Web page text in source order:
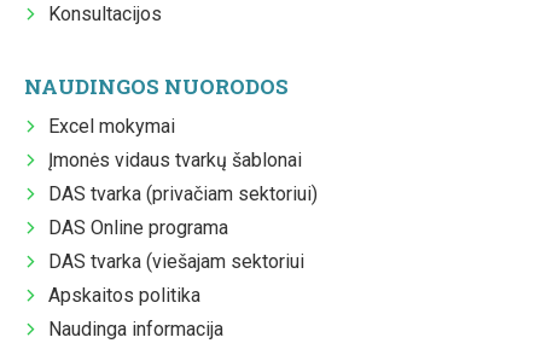
Konsultacijos
NAUDINGOS NUORODOS
Excel mokymai
Įmonės vidaus tvarkų šablonai
DAS tvarka (privačiam sektoriui)
DAS Online programa
DAS tvarka (viešajam sektoriui
Apskaitos politika
Naudinga informacija